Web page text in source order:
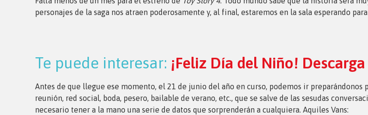
personajes de la saga nos atraen poderosamente y, al final, estaremos en la sala esperando
Te puede interesar: ¡Feliz Día del Niño!
Antes de que llegue ese momento, el 21 de junio del año en curso, podemos ir
reunión, red social, boda, pesero, bailable de verano, etc., que se salve de las sesudas
necesario tener a la mano una serie de datos que sorprenderán a cualquiera. Aquiles Vans: